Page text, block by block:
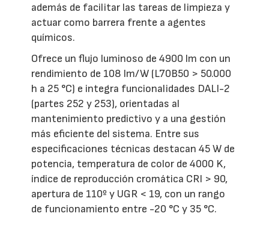
además de facilitar las tareas de limpieza y
actuar como barrera frente a agentes
químicos.
Ofrece un flujo luminoso de 4900 lm con un
rendimiento de 108 lm/W (L70B50 > 50.000
h a 25 °C) e integra funcionalidades DALI-2
(partes 252 y 253), orientadas al
mantenimiento predictivo y a una gestión
más eficiente del sistema. Entre sus
especificaciones técnicas destacan 45 W de
potencia, temperatura de color de 4000 K,
índice de reproducción cromática CRI > 90,
apertura de 110º y UGR < 19, con un rango
de funcionamiento entre -20 °C y 35 °C.